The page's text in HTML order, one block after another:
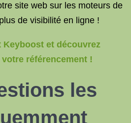
site web sur les moteurs de
de visibilité en ligne !
Keyboost et découvrez
référencement !
les